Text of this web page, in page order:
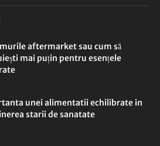
aftermarket sau cum să
mai puțin pentru esențele
unei alimentatii echilibrate in
starii de sanatate